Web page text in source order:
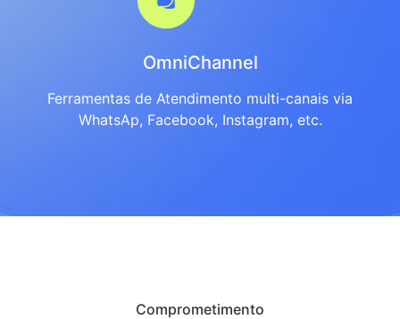
OmniChannel
Ferramentas de Atendimento multi-canais via
WhatsAp, Facebook, Instagram, etc.
Comprometimento